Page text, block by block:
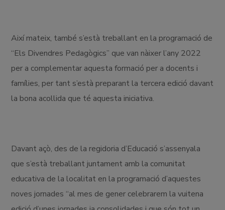
Així mateix, també s’està treballant en la programació de
“Els Divendres Pedagògics” que van nàixer l’any 2022
per a complementar aquesta formació per a docents i
famílies, per tant s’està preparant la tercera edició davant
la bona acollida que té aquesta iniciativa.
Davant açò, des de la regidoria d’Educació s’assenyala
que s’està treballant juntament amb la comunitat
educativa de la localitat en la programació d’aquestes
noves jornades “al mes de gener celebrarem la vuitena